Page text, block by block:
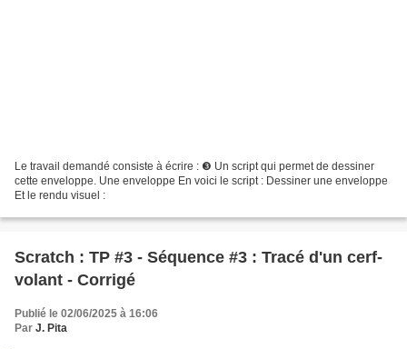
Le travail demandé consiste à écrire : ❸ Un script qui permet de dessiner
cette enveloppe. Une enveloppe En voici le script : Dessiner une enveloppe
Et le rendu visuel :
Scratch : TP #3 - Séquence #3 : Tracé d'un cerf-
volant - Corrigé
Publié le 02/06/2025 à 16:06
Par J. Pita